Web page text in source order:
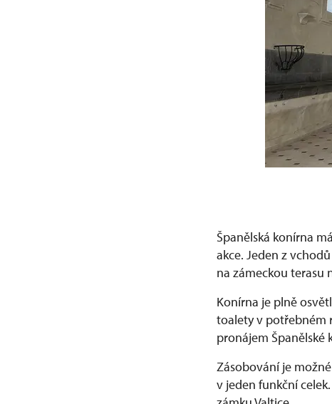
Španělská konírna
akce. Jeden z
na zámeckou terasu
Konírna je plně
toalety v potřebném
pronájem Španělské
Zásobování je
v jeden funkční